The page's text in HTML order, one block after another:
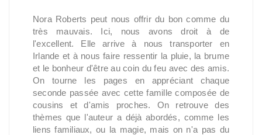
Nora Roberts peut nous offrir du bon comme du
très mauvais. Ici, nous avons droit à de
l'excellent. Elle arrive à nous transporter en
Irlande et à nous faire ressentir la pluie, la brume
et le bonheur d'être au coin du feu avec des amis.
On tourne les pages en appréciant chaque
seconde passée avec cette famille composée de
cousins et d'amis proches. On retrouve des
thèmes que l'auteur a déjà abordés, comme les
liens familiaux, ou la magie, mais on n'a pas du